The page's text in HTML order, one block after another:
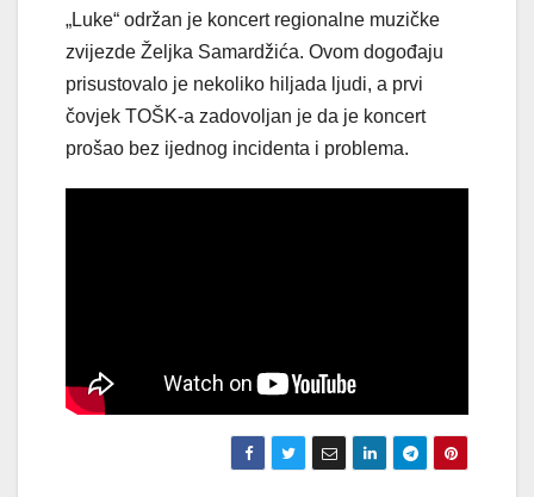
„Luke“ održan je koncert regionalne muzičke
zvijezde Željka Samardžića. Ovom dogođaju
prisustovalo je nekoliko hiljada ljudi, a prvi
čovjek TOŠK-a zadovoljan je da je koncert
prošao bez ijednog incidenta i problema.